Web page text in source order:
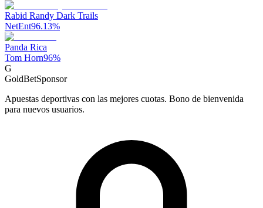
Rabid Randy Dark Trails
NetEnt96.13%
Panda Rica
Tom Horn96%
G
GoldBetSponsor
Apuestas deportivas con las mejores cuotas. Bono de bienvenida
para nuevos usuarios.